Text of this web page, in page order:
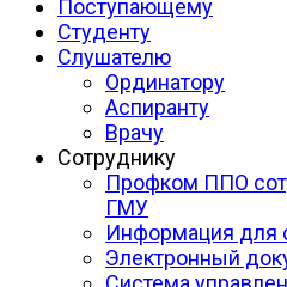
Поступающему
Студенту
Слушателю
Ординатору
Аспиранту
Врачу
Сотруднику
Профком ППО
ГМУ
Информация для
Электронный